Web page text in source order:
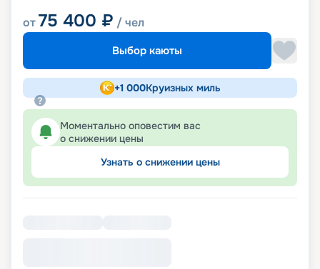
от75 400 ₽ / чел
Выбор каюты
+1 000Круизных миль
Моментально оповестим вас
о снижении цены
Узнать о снижении цены